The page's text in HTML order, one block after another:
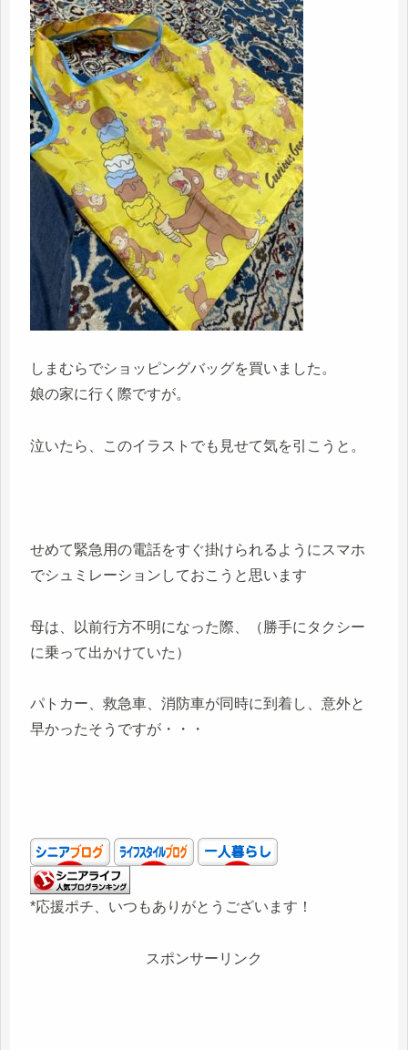
しまむらでショッピングバッグを買いました。
娘の家に行く際ですが。
泣いたら、このイラストでも見せて気を引こうと。
せめて緊急用の電話をすぐ掛けられるようにスマホ
でシュミレーションしておこうと思います
母は、以前行方不明になった際、（勝手にタクシー
に乗って出かけていた）
パトカー、救急車、消防車が同時に到着し、意外と
早かったそうですが・・・
*応援ポチ、いつもありがとうございます！
スポンサーリンク